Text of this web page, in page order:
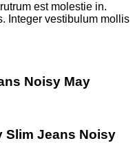
est molestie in.
Integer vestibulum mollis
Noisy May
Slim Jeans Noisy